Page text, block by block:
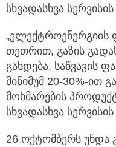
სხვადასხვა
„ელექტროენერგიის
თეთრით, გაზის
გახდება, საწვავის
მინიმუმ 20-30%-ით
მოხმარების
სხვადასხვა
26 ოქტომბერს უნდა